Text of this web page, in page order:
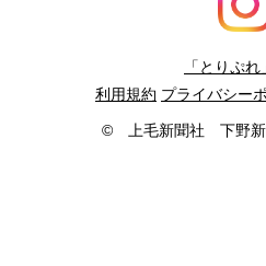
「とりぷ
利用規約 プライバシー
© 上毛新聞社 下野